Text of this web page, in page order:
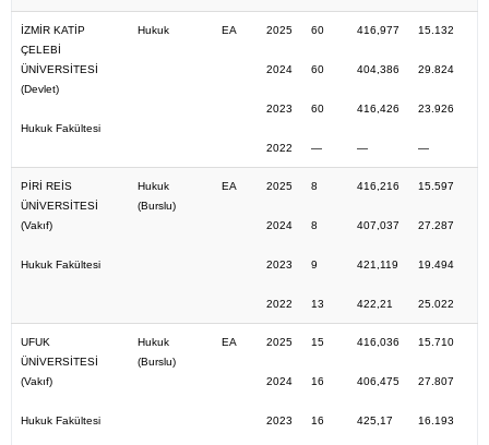
İZMİR KATİP
ÇELEBİ
ÜNİVERSİTESİ
(Devlet)
Hukuk Fakültesi
Hukuk EA 2025
2024
2023
2022
60
60
60
—
416,977
404,386
416,426
—
15.132
29.824
23.926
—
PİRİ REİS
ÜNİVERSİTESİ
(Vakıf)
Hukuk Fakültesi
Hukuk
(Burslu)
EA 2025
2024
2023
2022
8
8
9
13
416,216
407,037
421,119
422,21
15.597
27.287
19.494
25.022
UFUK
ÜNİVERSİTESİ
(Vakıf)
Hukuk Fakültesi
Hukuk
(Burslu)
EA 2025
2024
2023
15
16
16
416,036
406,475
425,17
15.710
27.807
16.193